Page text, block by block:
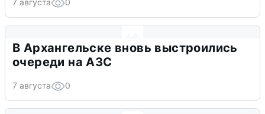
7 августа 0
В Архангельске вновь выстроились
очереди на АЗС
7 августа 0